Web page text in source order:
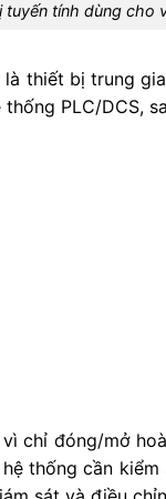
tuyến tính dùng cho
thiết bị trung
PLC/DCS,
chỉ đóng/mở
thống cần